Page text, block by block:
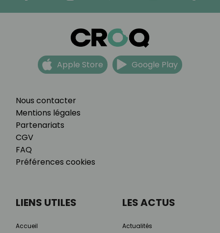
Nous contacter
Mentions légales
Partenariats
CGV
FAQ
Préférences cookies
Apple Store Google Play
LIENS UTILES
Accueil
LES ACTUS
Actualités